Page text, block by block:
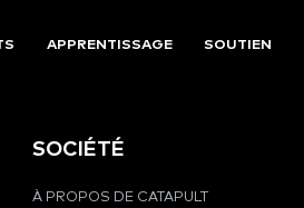
APPRENTISSAGE SOUTIEN
SOCIÉTÉ
À PROPOS DE CATAPULT